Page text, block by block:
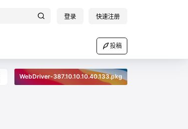
登录 快速注册
投稿
WebDriver-387.10.10.10.40.133.pkg